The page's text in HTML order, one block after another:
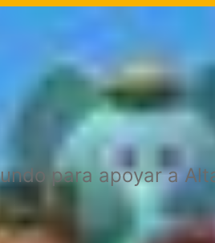
para apoyar a